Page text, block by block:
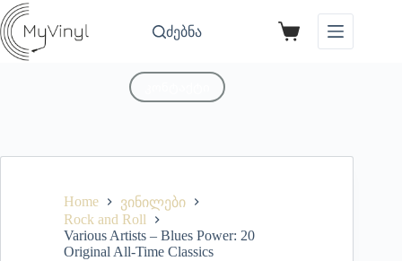
ძებნა
Home
ვინილები
Rock and Roll
Various Artists – Blues Power: 20
Original All-Time Classics